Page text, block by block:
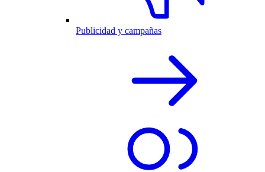
Publicidad y campañas